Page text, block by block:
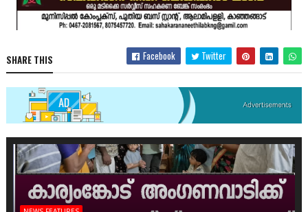
SHARE THIS Facebook Twitter